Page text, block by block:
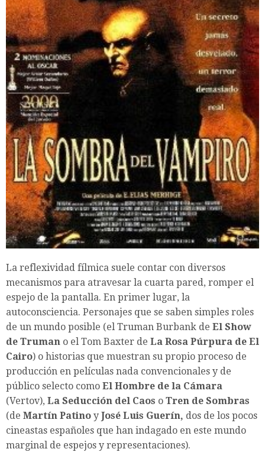
La reflexividad fílmica suele contar con diversos
mecanismos para atravesar la cuarta pared, romper el
espejo de la pantalla. En primer lugar, la
autoconsciencia. Personajes que se saben simples roles
de un mundo posible (el Truman Burbank de El Show
de Truman o el Tom Baxter de La Rosa Púrpura de El
Cairo) o historias que muestran su propio proceso de
producción en películas nada convencionales y de
público selecto como El Hombre de la Cámara
(Vertov), La Seducción del Caos o Tren de Sombras
(de Martín Patino y José Luis Guerín, dos de los pocos
cineastas españoles que han indagado en este mundo
marginal de espejos y representaciones).